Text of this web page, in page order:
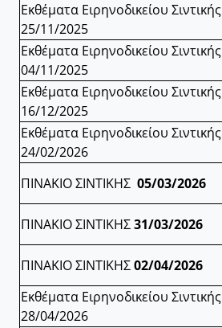
Εκθέματα Ειρηνοδικείου Σιντικής
25/11/2025
Εκθέματα Ειρηνοδικείου Σιντικής
04/11/2025
Εκθέματα Ειρηνοδικείου Σιντικής
16/12/2025
Εκθέματα Ειρηνοδικείου Σιντικής
24/02/2026
ΠΙΝΑΚΙΟ ΣΙΝΤΙΚΗΣ 05/03/2026
ΠΙΝΑΚΙΟ ΣΙΝΤΙΚΗΣ31/03/2026
ΠΙΝΑΚΙΟ ΣΙΝΤΙΚΗΣ02/04/2026
Εκθέματα Ειρηνοδικείου Σιντικής
28/04/2026